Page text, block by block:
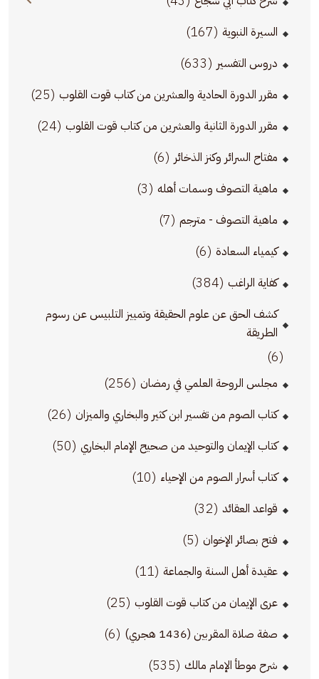
السيرة النبوية (167)
دروس التفسير (633)
مقرر الدورة الحادية والعشرين من كتاب قوت القلوب (25)
مقرر الدورة الثانية والعشرين من كتاب قوت القلوب (24)
مفتاح السرائر وكنز الذخائر (6)
ماهية التصوف وسمات أهله (3)
ماهية التصوف - مترجم (7)
كيمياء السعادة (6)
كفاية الراغب (384)
كشف الحق عن علوم الحقيقة وتمييز التلبيس عن رسوم
الطريقة
(6)
مجلس الروحة العلمي في رمضان (256)
كتاب الصوم من تفسير ابن كثير والبخاري والميزان (26)
كتاب الإيمان والتوحيد من صحيح الإمام البخاري (50)
كتاب أسرار الصوم من الإحياء (10)
قواعد العقائد (32)
فتح بصائر الإخوان (5)
عقيدة أهل السنة والجماعة (11)
عرى الإيمان من كتاب قوت القلوب (25)
صفة صلاة المقربين (1436 هجري) (6)
شرح موطأ الإمام مالك (535)